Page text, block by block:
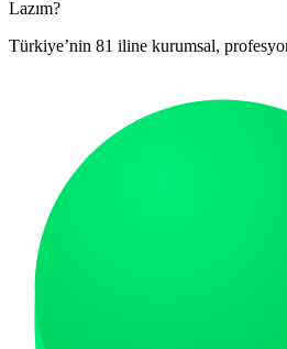
Lazım?
Türkiye’nin 81 iline kurumsal,